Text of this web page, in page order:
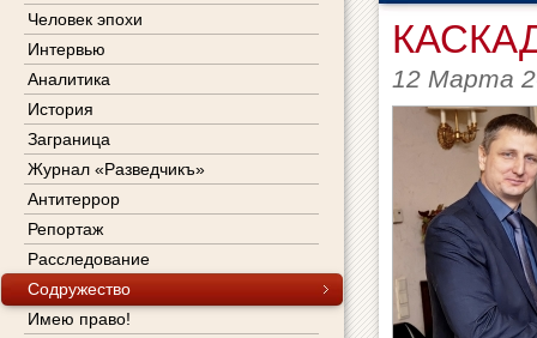
Человек эпохи
Интервью
Аналитика
История
Заграница
Журнал «Разведчикъ»
Антитеррор
Репортаж
Расследование
Содружество
Имею право!
12 Марта